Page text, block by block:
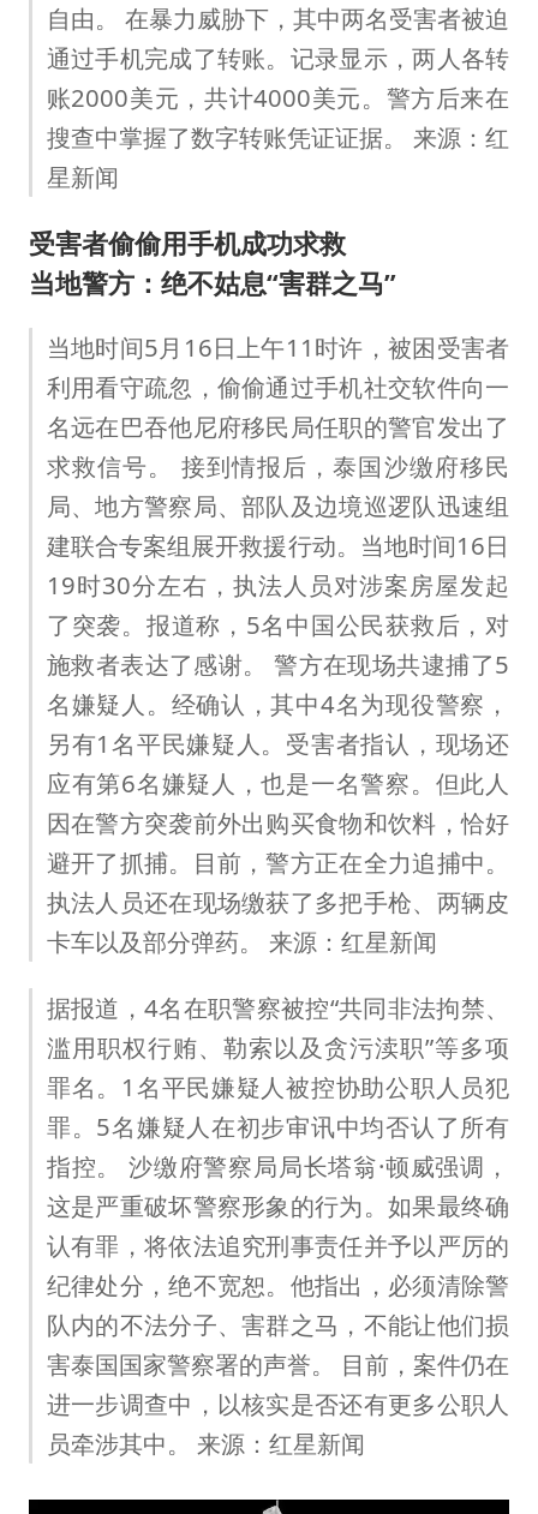
自由。 在暴力威胁下，其中两名受害者被迫
通过手机完成了转账。记录显示，两人各转
账2000美元，共计4000美元。警方后来在
搜查中掌握了数字转账凭证证据。 来源：红
星新闻
受害者偷偷用手机成功求救
当地警方：绝不姑息“害群之马”
当地时间5月16日上午11时许，被困受害者
利用看守疏忽，偷偷通过手机社交软件向一
名远在巴吞他尼府移民局任职的警官发出了
求救信号。 接到情报后，泰国沙缴府移民
局、地方警察局、部队及边境巡逻队迅速组
建联合专案组展开救援行动。当地时间16日
19时30分左右，执法人员对涉案房屋发起
了突袭。报道称，5名中国公民获救后，对
施救者表达了感谢。 警方在现场共逮捕了5
名嫌疑人。经确认，其中4名为现役警察，
另有1名平民嫌疑人。受害者指认，现场还
应有第6名嫌疑人，也是一名警察。但此人
因在警方突袭前外出购买食物和饮料，恰好
避开了抓捕。目前，警方正在全力追捕中。
执法人员还在现场缴获了多把手枪、两辆皮
卡车以及部分弹药。 来源：红星新闻
据报道，4名在职警察被控“共同非法拘禁、
滥用职权行贿、勒索以及贪污渎职”等多项
罪名。1名平民嫌疑人被控协助公职人员犯
罪。5名嫌疑人在初步审讯中均否认了所有
指控。 沙缴府警察局局长塔翁·顿威强调，
这是严重破坏警察形象的行为。如果最终确
认有罪，将依法追究刑事责任并予以严厉的
纪律处分，绝不宽恕。他指出，必须清除警
队内的不法分子、害群之马，不能让他们损
害泰国国家警察署的声誉。 目前，案件仍在
进一步调查中，以核实是否还有更多公职人
员牵涉其中。 来源：红星新闻